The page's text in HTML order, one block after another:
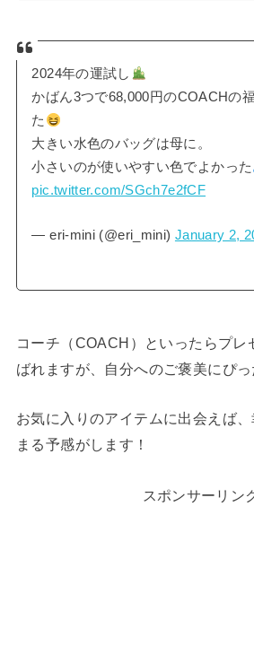
2024年の運試し
かばん3つで68,000円のCOACHの
た
大きい水色のバッグは母に。
小さいのが使いやすい色でよかった
pic.twitter.com/SGch7e2fCF
— eri-mini (@eri_mini) January 2,
コーチ（COACH）といったらプレ
ばれますが、自分へのご褒美にぴ
お気に入りのアイテムに出会えば
まる予感がします！
スポンサーリン